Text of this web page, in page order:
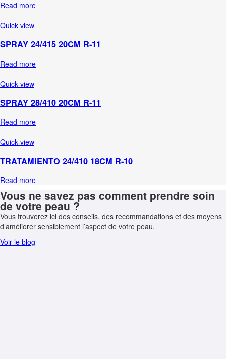
Read more
Quick view
SPRAY 24/415 20CM R-11
Read more
Quick view
SPRAY 28/410 20CM R-11
Read more
Quick view
TRATAMIENTO 24/410 18CM R-10
Read more
Vous ne savez pas comment prendre soin
de votre peau ?
Vous trouverez ici des conseils, des recommandations et des moyens
d’améliorer sensiblement l’aspect de votre peau.
Voir le blog